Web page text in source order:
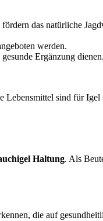
das natürliche
werden.
Ergänzung
sind für Igel
Haltung. Als
die auf